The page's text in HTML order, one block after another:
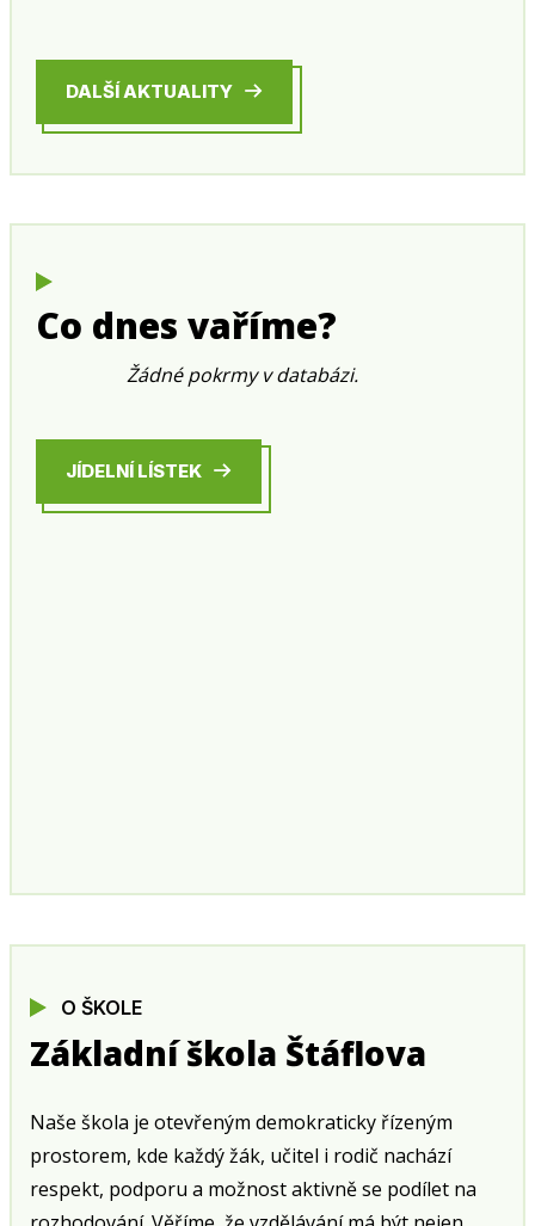
DALŠÍ AKTUALITY
Co dnes vaříme?
Žádné pokrmy v databázi.
JÍDELNÍ LÍSTEK
O ŠKOLE
Základní škola Štáflova
Naše škola je otevřeným demokraticky řízeným
prostorem, kde každý žák, učitel i rodič nachází
respekt, podporu a možnost aktivně se podílet na